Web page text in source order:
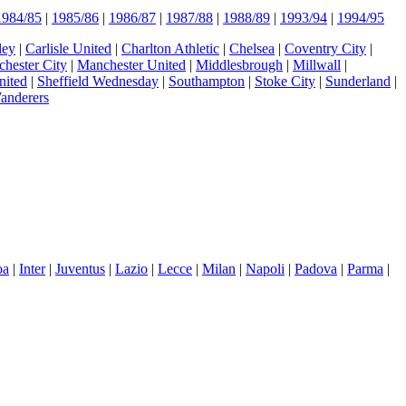
85 | 1985/86 | 1986/87 | 1987/88 | 1988/89 | 1993/94 | 1994/95
| Carlisle United | Charlton Athletic | Chelsea | Coventry City |
City | Manchester United | Middlesbrough | Millwall |
| Sheffield Wednesday | Southampton | Stoke City | Sunderland |
| Inter| Juventus | Lazio | Lecce | Milan | Napoli | Padova | Parma |